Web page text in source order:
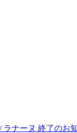
ラナーヌ 終了のお